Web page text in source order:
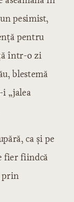
pesimist,
pentru
într-o zi
blestemă
„jalea
ca şi pe
fier fiindcă
prin